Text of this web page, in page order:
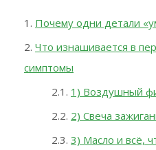
Почему одни детали
Что изнашивается в
симптомы
1) Воздушный
2) Свеча
3) Масло и всё,